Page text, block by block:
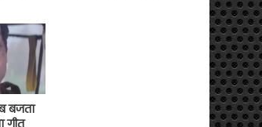
बजता
गीत